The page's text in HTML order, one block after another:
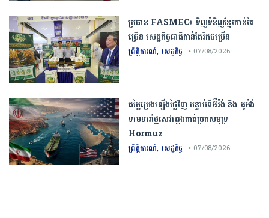
ប្រធាន​​ ​FASMEC​៖​ ​ទិញ​ទំនិញ​ខ្មែរ​កាន់តែ​
ច្រើន​ ​សេដ្ឋកិច្ច​ជាតិ​កាន់តែ​រីកចម្រើន​
ព្រឹត្តិការណ៍, សេដ្ឋកិច្ច • 07/08/2026
តម្លៃប្រេងឡើងថ្លៃវិញ បន្ទាប់ពីអ៊ីរ៉ង់ និង អូម៉ង់
ទាមទារថ្លៃសេវាឆ្លងកាត់ច្រកសមុទ្រ
Hormuz
ព្រឹត្តិការណ៍, សេដ្ឋកិច្ច • 07/08/2026